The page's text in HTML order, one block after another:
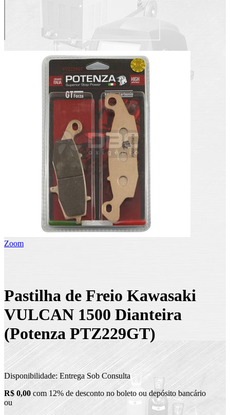
Zoom
Pastilha de Freio Kawasaki
VULCAN 1500 Dianteira
(Potenza PTZ229GT)
Disponibilidade: Entrega Sob Consulta
R$ 0,00 com 12% de desconto no boleto ou depósito bancário
ou